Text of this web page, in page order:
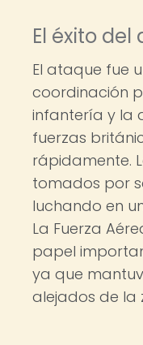
El éxito del
El ataque fue
coordinación
infantería y la
fuerzas
rápidamente.
tomados por
luchando en
La Fuerza
papel
ya que
alejados de la